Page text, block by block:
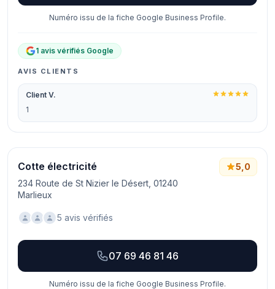
Numéro issu de la fiche Google Business Profile.
1 avis vérifiés Google
AVIS CLIENTS
Client V.
1
Cotte électricité
234 Route de St Nizier le Désert, 01240
Marlieux
5,0
5 avis vérifiés
07 69 46 81 46
Numéro issu de la fiche Google Business Profile.